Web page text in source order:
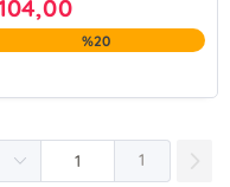
%20
1